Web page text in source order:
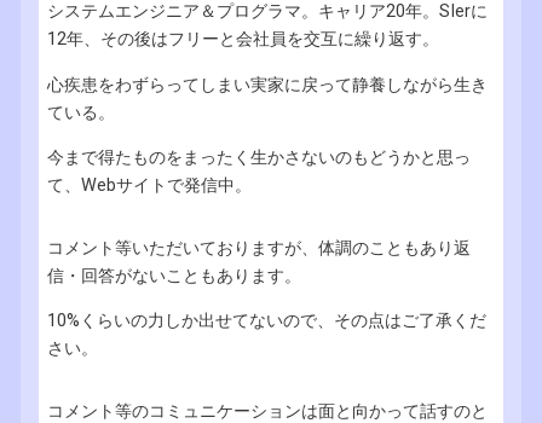
システムエンジニア＆プログラマ。キャリア20年。SIerに
12年、その後はフリーと会社員を交互に繰り返す。
心疾患をわずらってしまい実家に戻って静養しながら生き
ている。
今まで得たものをまったく生かさないのもどうかと思っ
て、Webサイトで発信中。
コメント等いただいておりますが、体調のこともあり返
信・回答がないこともあります。
10%くらいの力しか出せてないので、その点はご了承くだ
さい。
コメント等のコミュニケーションは面と向かって話すのと